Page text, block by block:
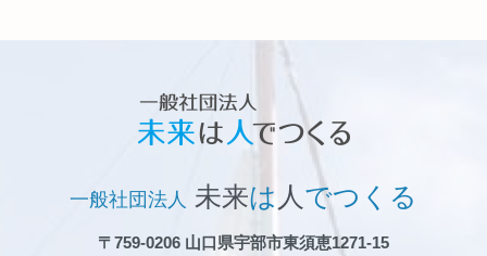
一般社団法人 未来は 人 でつくる
〒759-0206 山口県宇部市東須恵1271-15